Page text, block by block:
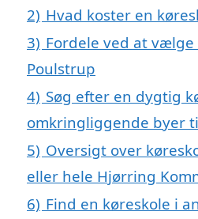
2) Hvad koster en
3) Fordele ved at vælge
Poulstrup
4) Søg efter en dygtig
omkringliggende byer
5) Oversigt over
eller hele Hjørring
6) Find en køreskole i